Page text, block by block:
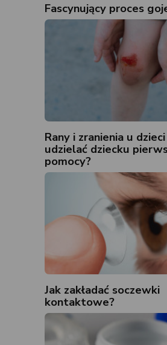
Fascynujący proces
Rany i zranienia u
udzielać dziecku
pomocy?
Jak zakładać soczewki
kontaktowe?